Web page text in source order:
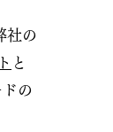
社の
と
の